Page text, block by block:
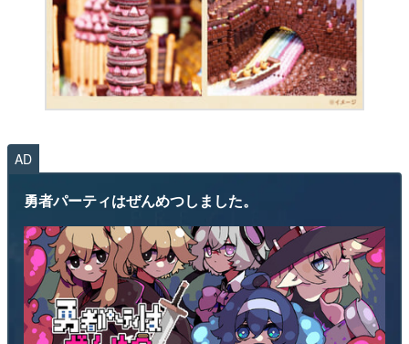
AD
勇者パーティはぜんめつしました。